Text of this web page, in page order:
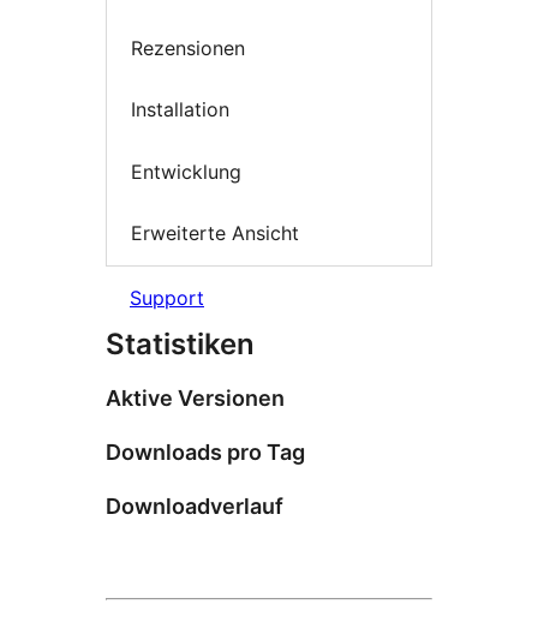
Rezensionen
Installation
Entwicklung
Erweiterte Ansicht
Support
Statistiken
Aktive Versionen
Downloads pro Tag
Downloadverlauf